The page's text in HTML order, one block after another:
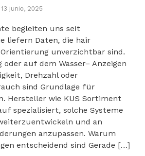
13 junio, 2025
begleiten uns seit
liefern Daten, die hair
unverzichtbar sind.
oder auf dem Wasser– Anzeigen
Drehzahl oder
sind Grundlage für
Hersteller wie KUS Sortiment
spezialisiert, solche Systeme
und an
anzupassen. Warum
entscheidend sind Gerade […]